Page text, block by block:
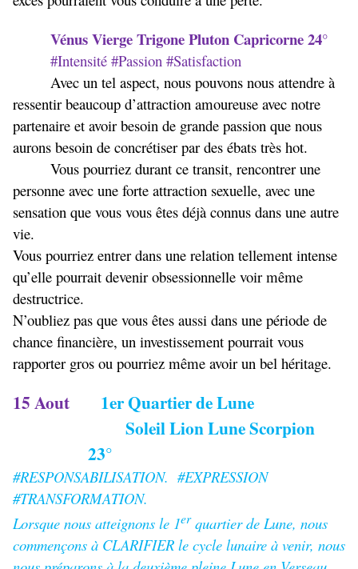
Vénus Vierge Trigone Pluton Capricorne 24°
#Intensité #Passion #Satisfaction
Avec un tel aspect, nous pouvons nous attendre à
ressentir beaucoup d’attraction amoureuse avec notre
partenaire et avoir besoin de grande passion que nous
aurons besoin de concrétiser par des ébats très hot.
Vous pourriez durant ce transit, rencontrer une
personne avec une forte attraction sexuelle, avec une
sensation que vous vous êtes déjà connus dans une autre
vie.
Vous pourriez entrer dans une relation tellement intense
qu’elle pourrait devenir obsessionnelle voir même
destructrice.
N’oubliez pas que vous êtes aussi dans une période de
chance financière, un investissement pourrait vous
rapporter gros ou pourriez même avoir un bel héritage.
15 Aout
1er Quartier de Lune
Soleil Lion Lune Scorpion
23°
#RESPONSABILISATION. #EXPRESSION
#TRANSFORMATION.
Lorsque nous atteignons le 1erquartier de Lune, nous
commençons à CLARIFIER le cycle lunaire à venir, nous